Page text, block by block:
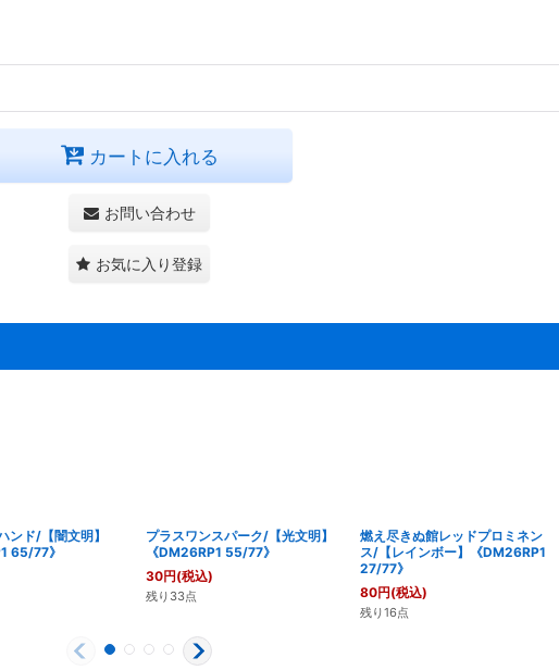
カートに入れる
お問い合わせ
お気に入り登録
ンド/【闇文明】
65/77》
プラスワンスパーク/【光文明】
《DM26RP1 55/77》
30円(税込)
残り33点
燃え尽きぬ館レッドプロミネン
ス/【レインボー】《DM26RP1
27/77》
80円(税込)
残り16点